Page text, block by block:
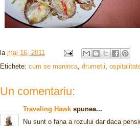
la mai 16, 2011
Etichete: cum se maninca, drumetii,
Un comentariu:
Traveling Hawk spunea...
Nu sunt o fana a rozului dar daca